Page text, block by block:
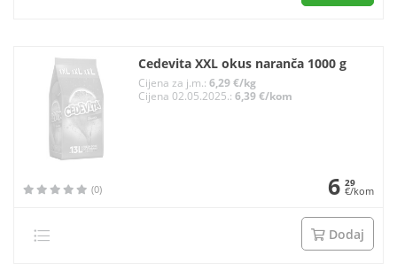
Cedevita XXL okus naranča 1000 g
Cijena za j.m.: 6,29 €/kg
Cijena 02.05.2025.: 6,39 €/kom
(0) 6 29
€/kom
Dodaj